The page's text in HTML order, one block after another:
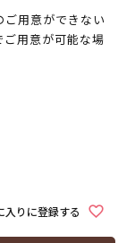
用意ができない
用意が可能な場
入りに登録する